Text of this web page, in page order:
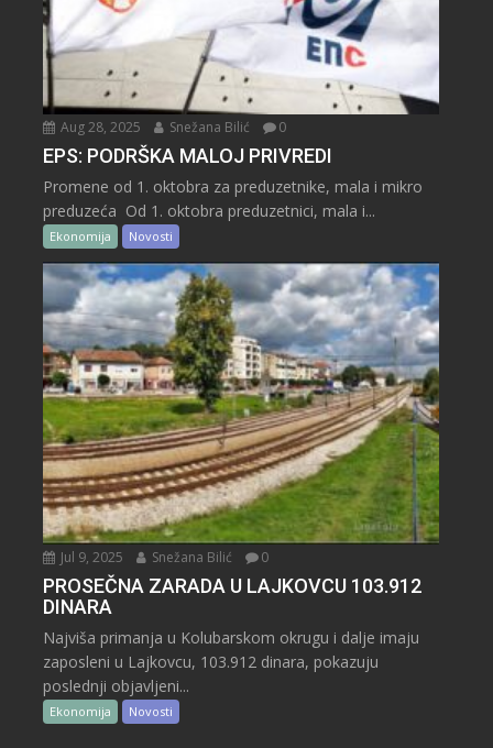
Aug 28, 2025 Snežana Bilić 0
EPS: PODRŠKA MALOJ PRIVREDI
Promene od 1. oktobra za preduzetnike, mala i mikro
preduzeća Od 1. oktobra preduzetnici, mala i...
Ekonomija Novosti
Jul 9, 2025 Snežana Bilić 0
PROSEČNA ZARADA U LAJKOVCU 103.912
DINARA
Najviša primanja u Kolubarskom okrugu i dalje imaju
zaposleni u Lajkovcu, 103.912 dinara, pokazuju
poslednji objavljeni...
Ekonomija Novosti